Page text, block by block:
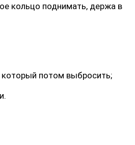
кольцо поднимать, держа в
который потом выбросить;